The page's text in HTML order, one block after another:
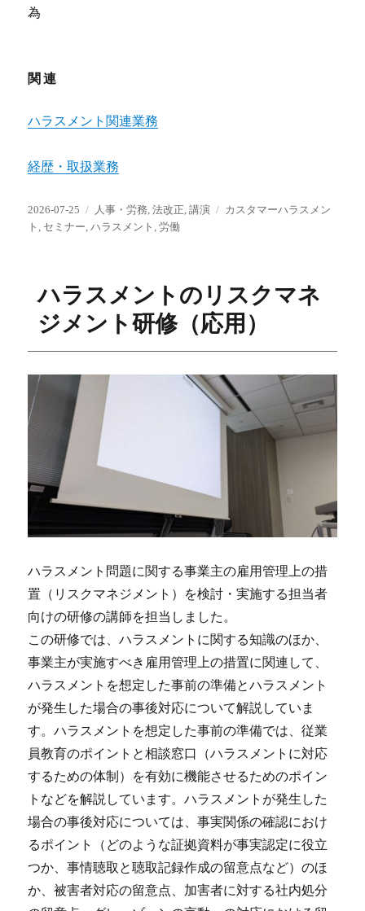
為
関連
ハラスメント関連業務
経歴・取扱業務
投
稿
2026-07-25
カ
テ
人事・労務,法改正,講演
タ
カスタマーハラスメン
ト , セミナー,ハラスメント ,労働
ハラスメントのリスクマネ
ジメント研修（応用）
ハラスメント問題に関する事業主の雇用管理上の措
置（リスクマネジメント）を検討・実施する担当者
向けの研修の講師を担当しました。
この研修では、ハラスメントに関する知識のほか、
事業主が実施すべき雇用管理上の措置に関連して、
ハラスメントを想定した事前の準備とハラスメント
が発生した場合の事後対応について解説していま
す。ハラスメントを想定した事前の準備では、従業
員教育のポイントと相談窓口（ハラスメントに対応
するための体制）を有効に機能させるためのポイン
トなどを解説しています。ハラスメントが発生した
場合の事後対応については、事実関係の確認におけ
るポイント（どのような証拠資料が事実認定に役立
つか、事情聴取と聴取記録作成の留意点など）のほ
か、被害者対応の留意点、加害者に対する社内処分